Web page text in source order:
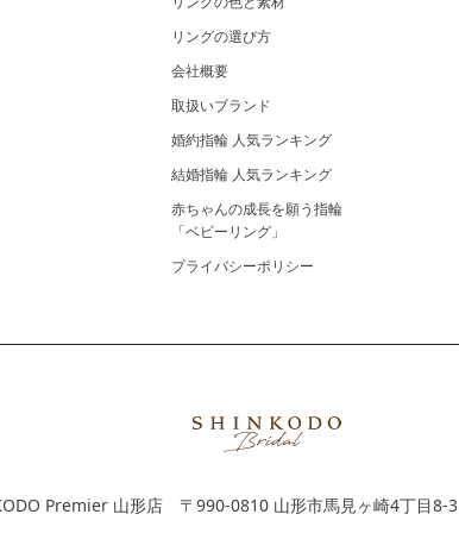
リングの選び方
会社概要
取扱いブランド
婚約指輪 人気ランキング
結婚指輪 人気ランキング
赤ちゃんの成長を願う指輪
「ベビーリング」
プライバシーポリシー
Premier 山形店 〒990-0810 山形市馬見ヶ崎4丁目8-3